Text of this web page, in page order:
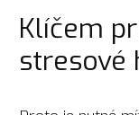
Klíčem
stresové